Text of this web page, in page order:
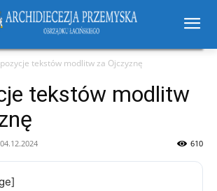
tekstów modlitw za Ojczyznę
tekstów modlitw
04.12.2024 610